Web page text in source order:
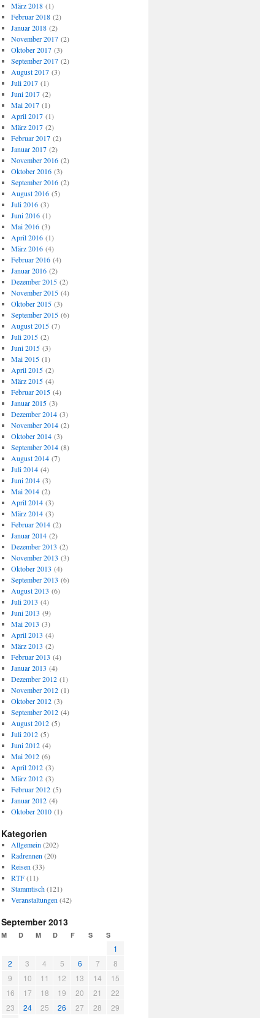
März 2018(1)
Februar 2018(2)
Januar 2018(2)
November 2017(2)
Oktober 2017(3)
September 2017(2)
August 2017(3)
Juli 2017(1)
Juni 2017(2)
Mai 2017(1)
April 2017(1)
März 2017(2)
Februar 2017(2)
Januar 2017(2)
November 2016(2)
Oktober 2016(3)
September 2016(2)
August 2016(5)
Juli 2016(3)
Juni 2016(1)
Mai 2016(3)
April 2016(1)
März 2016(4)
Februar 2016(4)
Januar 2016(2)
Dezember 2015(2)
November 2015(4)
Oktober 2015(3)
September 2015(6)
August 2015(7)
Juli 2015(2)
Juni 2015(3)
Mai 2015(1)
April 2015(2)
März 2015(4)
Februar 2015(4)
Januar 2015(3)
Dezember 2014(3)
November 2014(2)
Oktober 2014(3)
September 2014(8)
August 2014(7)
Juli 2014(4)
Juni 2014(3)
Mai 2014(2)
April 2014(3)
März 2014(3)
Februar 2014(2)
Januar 2014(2)
Dezember 2013 (2)
November 2013 (3)
Oktober 2013 (4)
September 2013 (6)
August 2013 (6)
Juli 2013 (4)
Juni 2013 (9)
Mai 2013 (3)
April 2013 (4)
März 2013 (2)
Februar 2013 (4)
Januar 2013 (4)
Dezember 2012(1)
November 2012(1)
Oktober 2012(3)
September 2012(4)
August 2012(5)
Juli 2012(5)
Juni 2012(4)
Mai 2012(6)
April 2012(3)
März 2012(3)
Februar 2012(5)
Januar 2012(4)
Oktober 2010(1)
Kategorien
Allgemein (202)
Radrennen (20)
Reisen (33)
RTF(11)
Stammtisch(121)
Veranstaltungen (42)
September 2013
M D M D F S S
1
2
3 4 5 6 7
8
9
10 11 12 13 14
15
16
17 18 19 20 21
22
23
24 25 26 27 28
29